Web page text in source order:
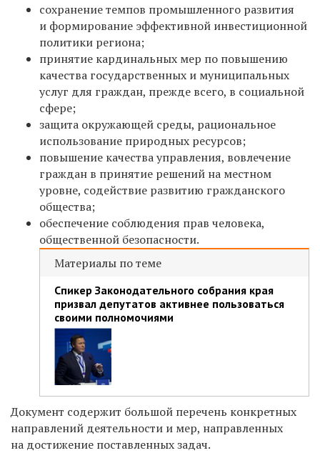
сохранение темпов промышленного развития
и формирование эффективной инвестиционной
политики региона;
принятие кардинальных мер по повышению
качества государственных и муниципальных
услуг для граждан, прежде всего, в социальной
сфере;
защита окружающей среды, рациональное
использование природных ресурсов;
повышение качества управления, вовлечение
граждан в принятие решений на местном
уровне, содействие развитию гражданского
общества;
обеспечение соблюдения прав человека,
общественной безопасности.
Материалы по теме
Спикер Законодательного собрания края
призвал депутатов активнее пользоваться
своими полномочиями
Документ содержит большой перечень конкретных
направлений деятельности и мер, направленных
на достижение поставленных задач.